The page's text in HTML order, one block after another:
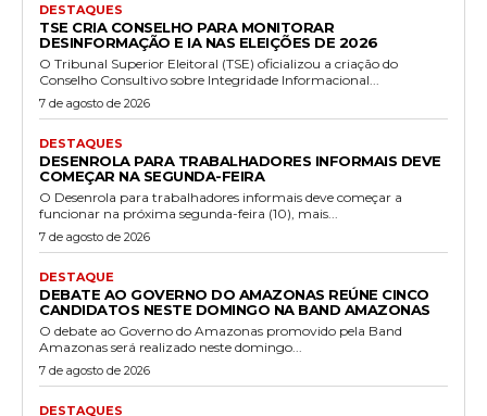
DESTAQUES
TSE CRIA CONSELHO PARA MONITORAR
DESINFORMAÇÃO E IA NAS ELEIÇÕES DE 2026
O Tribunal Superior Eleitoral (TSE) oficializou a criação do
Conselho Consultivo sobre Integridade Informacional...
7 de agosto de 2026
DESTAQUES
DESENROLA PARA TRABALHADORES INFORMAIS DEVE
COMEÇAR NA SEGUNDA-FEIRA
O Desenrola para trabalhadores informais deve começar a
funcionar na próxima segunda-feira (10), mais...
7 de agosto de 2026
DESTAQUE
DEBATE AO GOVERNO DO AMAZONAS REÚNE CINCO
CANDIDATOS NESTE DOMINGO NA BAND AMAZONAS
O debate ao Governo do Amazonas promovido pela Band
Amazonas será realizado neste domingo...
7 de agosto de 2026
DESTAQUES